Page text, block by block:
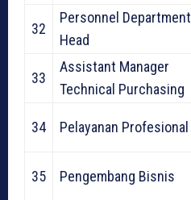
32
Personnel Department
Head
33
Assistant Manager
Technical Purchasing
34 Pelayanan Profesional
35 Pengembang Bisnis